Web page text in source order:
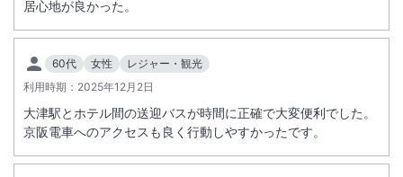
居心地が良かった。
60代 女性
レジャー・観光
利用時期： 2025年12月2日
大津駅とホテル間の送迎バスが時間に正確で大変便利でした。
京阪電車へのアクセスも良く行動しやすかったです。